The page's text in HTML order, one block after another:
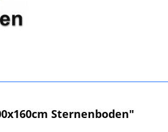
Sternenboden"